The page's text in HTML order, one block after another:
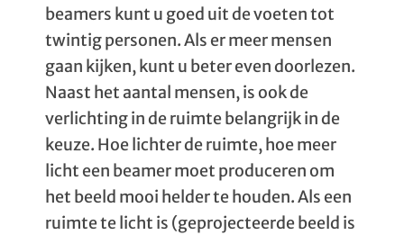
beamers kunt u goed uit de voeten tot
twintig personen. Als er meer mensen
gaan kijken, kunt u beter even doorlezen.
Naast het aantal mensen, is ook de
verlichting in de ruimte belangrijk in de
keuze. Hoe lichter de ruimte, hoe meer
licht een beamer moet produceren om
het beeld mooi helder te houden. Als een
ruimte te licht is (geprojecteerde beeld is